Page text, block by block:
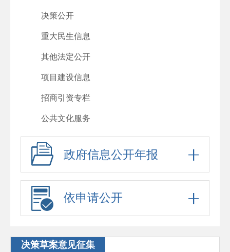
决策公开
重大民生信息
其他法定公开
项目建设信息
招商引资专栏
公共文化服务
政府信息公开年报
依申请公开
决策草案意见征集